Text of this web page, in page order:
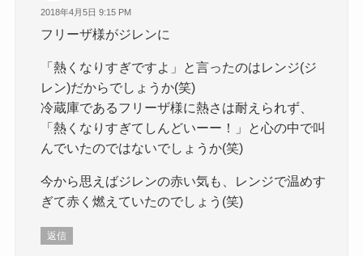
2018年4月5日 9:15 PM
フリーザ様がジレンに
「熱くなりすぎですよ」と言ったのはレンジ(ジ
レン)だからでしょうか(笑)
冷蔵庫であるフリーザ様に熱さは耐えられず、
「熱くなりすぎてしんどいーー！」と心の中で叫
んでいたのではないでしょうか(笑)
今から思えばジレンの赤い気も、レンジで温めす
ぎて赤く燃えていたのでしょう(笑)
返信